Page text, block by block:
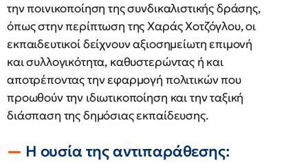
την ποινικοποίηση της συνδικαλιστικής δράσης,
όπως στην περίπτωση της Χαράς Χοτζόγλου, οι
εκπαιδευτικοί δείχνουν αξιοσημείωτη επιμονή
και συλλογικότητα, καθυστερώντας ή και
αποτρέποντας την εφαρμογή πολιτικών που
προωθούν την ιδιωτικοποίηση και την ταξική
διάσπαση της δημόσιας εκπαίδευσης.
Η ουσία της αντιπαράθεσης: